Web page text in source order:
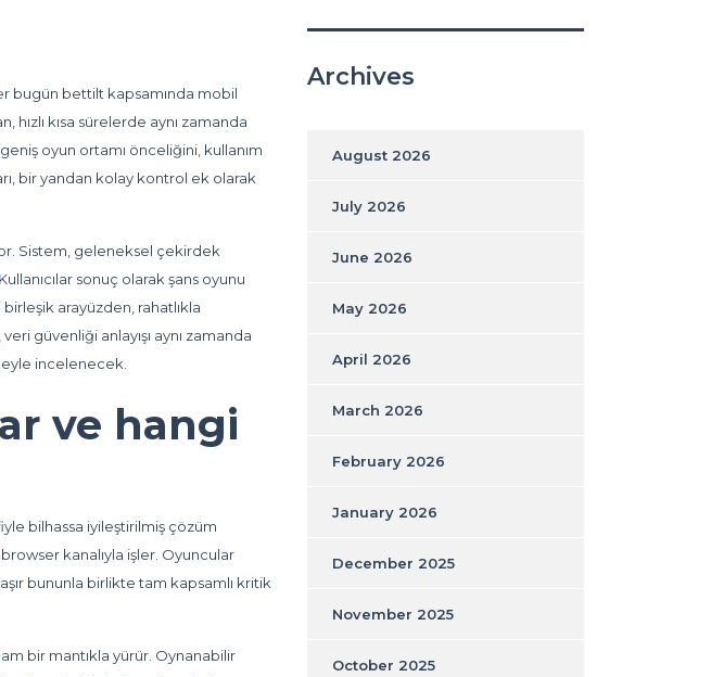
bugün bettilt kapsamında mobil
kısa sürelerde aynı zamanda
oyun ortamı önceliğini, kullanım
bir yandan kolay kontrol ek olarak
Sistem, geleneksel çekirdek
sonuç olarak şans oyunu
arayüzden, rahatlıkla
güvenliği anlayışı aynı zamanda
incelenecek.
ve hangi
bilhassa iyileştirilmiş çözüm
kanalıyla işler. Oyuncular
bununla birlikte tam kapsamlı kritik
bir mantıkla yürür. Oynanabilir
Archives
August 2026
July 2026
June 2026
May 2026
April 2026
March 2026
February 2026
January 2026
December 2025
November 2025
October 2025